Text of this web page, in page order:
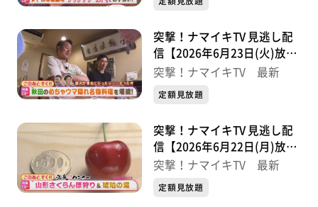
突撃！ナマイキTV 見逃し配
信【2026年6月23日(火)放送
分】
突撃！ナマイキTV 最新
定額見放題
突撃！ナマイキTV 見逃し配
信【2026年6月22日(月)放送
分】
突撃！ナマイキTV 最新
定額見放題